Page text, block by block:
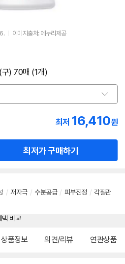
이미지출처: 에누리제공
) 70매 (1개)
최저 16,410원
최저가 구매하기
/ 저자극 / 수분공급 / 피부진정 / 각질관
상품정보 의견/리뷰 연관상품